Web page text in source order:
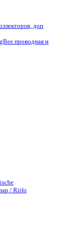
доп
проводная и
/ Riifo